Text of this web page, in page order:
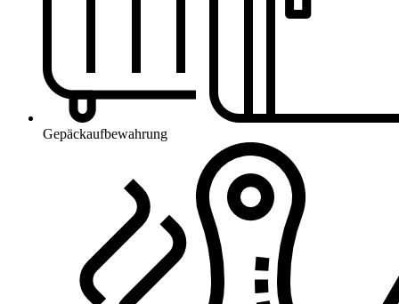
Gepäckaufbewahrung